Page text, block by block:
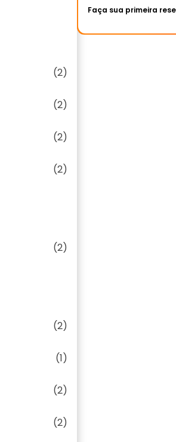
(2)
(2)
(2)
(2)
(2)
(2)
(1)
(2)
(2)
Faça sua primeira